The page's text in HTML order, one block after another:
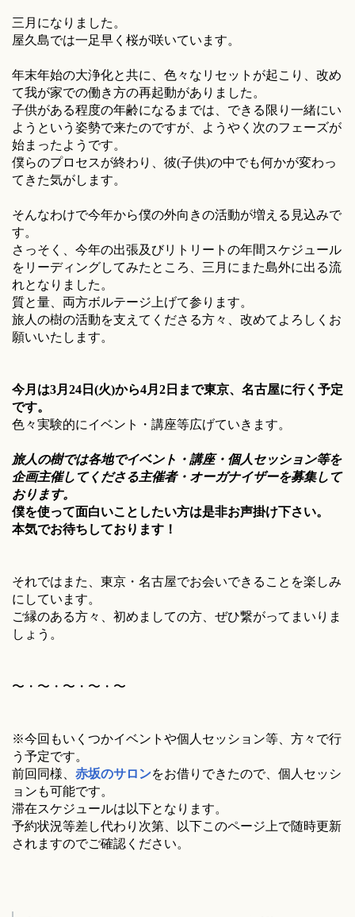
三月になりました。
屋久島では一足早く桜が咲いています。
年末年始の大浄化と共に、色々なリセットが起こり、改め
て我が家での働き方の再起動がありました。
子供がある程度の年齢になるまでは、できる限り一緒にい
ようという姿勢で来たのですが、ようやく次のフェーズが
始まったようです。
僕らのプロセスが終わり、彼(子供)の中でも何かが変わっ
てきた気がします。
そんなわけで今年から僕の外向きの活動が増える見込みで
す。
さっそく、今年の出張及びリトリートの年間スケジュール
をリーディングしてみたところ、三月にまた島外に出る流
れとなりました。
質と量、両方ボルテージ上げて参ります。
旅人の樹の活動を支えてくださる方々、改めてよろしくお
願いいたします。
今月は3月24日(火)から4月2日まで東京、名古屋に行く予定
です。
色々実験的にイベント・講座等広げていきます。
旅人の樹では各地でイベント・講座・個人セッション等を
企画主催してくださる主催者・オーガナイザーを募集して
おります。
僕を使って面白いことしたい方は是非お声掛け下さい。
本気でお待ちしております！
それではまた、東京・名古屋でお会いできることを楽しみ
にしています。
ご縁のある方々、初めましての方、ぜひ繋がってまいりま
しょう。
〜・〜・〜・〜・〜
※今回もいくつかイベントや個人セッション等、方々で行
う予定です。
前回同様、 赤坂のサロンをお借りできたので、個人セッシ
ョンも可能です。
滞在スケジュールは以下となります。
予約状況等差し代わり次第、以下このページ上で随時更新
されますのでご確認ください。